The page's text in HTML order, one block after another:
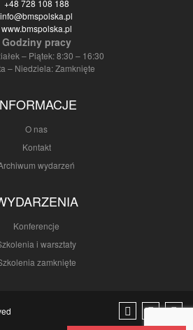
+48 728 108 188
info@bmspolska.pl
www.bmspolska.pl
Godziny pracy
– Piątek: 8:30 – 16:30
– Niedziela: Zamknięte
O nas
Kontakt
wydarzeń
Konferencje
i warsztaty
zamknięte